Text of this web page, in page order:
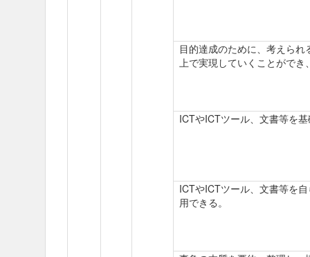
目的達成のために、考えら
上で実現していくことがで
ICTやICTツール、文書等を
ICTやICTツール、文書等を
用できる。